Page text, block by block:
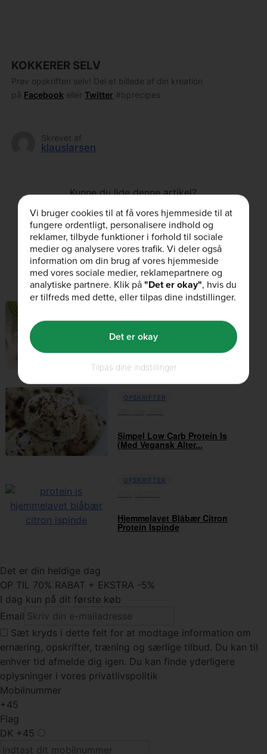
KOKKERER SELV
Prøv opskriften selv! Del et billede af din kreation
på Facebook eller Twitter #bprecipes
Skrevet af
klauslarsen
Kunne du lide denne artikel?
Relaterede artikler
BCAA Sodavandsis
OPSKRIFTER
Simpel Low Carb Protein Is
(Med Vegansk Alter...
OPSKRIFTER
Hjemmelavet Blåbær Citron
Protein Ispinde
Det er din heldige dag
OP TIL 70% RABAT + EKSTRA -5%
I dag kun på dit første køb
Email
Sæt kryds i dette felt for at modtage information om
ernæring, opskrifter, træning og særlige tilbud. Du kan til
enhver tid afmelde dig igen. Du kan finde yderligere
oplysninger i vores privatlivspolitik
Mobilnummer
+45
Flag
DK +45
Vi bruger cookies til at få vores hjemmeside til at
fungere ordentligt, personalisere indhold og
reklamer, tilbyde funktioner i forhold til sociale
medier og analysere vores trafik. Vi deler også
information om din brug af vores hjemmeside
med vores sociale medier, reklamepartnere og
analytiske partnere. Klik på"Det er okay", hvis du
er tilfreds med dette, eller tilpas dine indstillinger.
Tilpas dine indstillinger
Det er okay